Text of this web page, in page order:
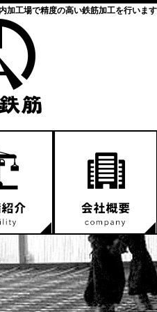
加工場で精度の高い鉄筋加工を行いま